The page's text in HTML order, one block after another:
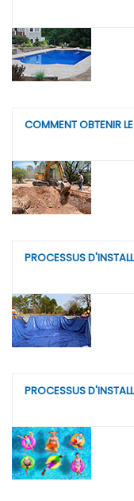
COMMENT OBTENIR
PROCESSUS
PROCESSUS